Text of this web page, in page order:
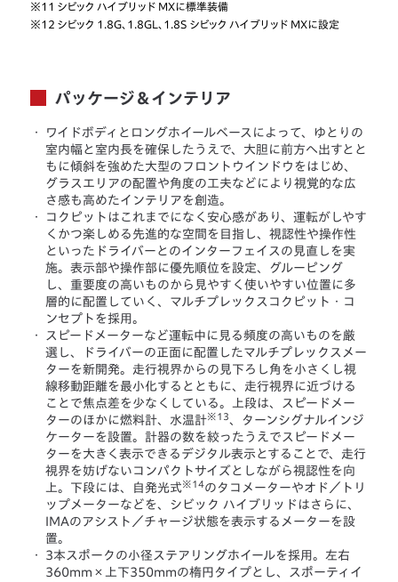
※11 シビック ハイブリッド MXに標準装備
※12 シビック 1.8G、1.8GL、1.8S シビック ハイブリッド MXに設定
パッケージ＆インテリア
・
ワイドボディとロングホイールベースによって、ゆとりの
室内幅と室内長を確保したうえで、大胆に前方へ出すとと
もに傾斜を強めた大型のフロントウインドウをはじめ、
グラスエリアの配置や角度の工夫などにより視覚的な広
さ感も高めたインテリアを創造。
・
コクピットはこれまでになく安心感があり、運転がしやす
くかつ楽しめる先進的な空間を目指し、視認性や操作性
といったドライバーとのインターフェイスの見直しを実
施。表示部や操作部に優先順位を設定、グルーピング
し、重要度の高いものから見やすく使いやすい位置に多
層的に配置していく、マルチプレックスコクピット・コ
ンセプトを採用。
・
スピードメーターなど運転中に見る頻度の高いものを厳
選し、ドライバーの正面に配置したマルチプレックスメー
ターを新開発。走行視界からの見下ろし角を小さくし視
線移動距離を最小化するとともに、走行視界に近づける
ことで焦点差を少なくしている。上段は、スピードメー
ターのほかに燃料計、水温計※13、ターンシグナルインジ
ケーターを設置。計器の数を絞ったうえでスピードメー
ターを大きく表示できるデジタル表示とすることで、走行
視界を妨げないコンパクトサイズとしながら視認性を向
上。下段には、自発光式※14のタコメーターやオド／トリ
ップメーターなどを、シビック ハイブリッドはさらに、
IMAのアシスト／チャージ状態を表示するメーターを設
置。
・
3本スポークの小径ステアリングホイールを採用。左右
360mm×上下350mmの楕円タイプとし、スポーティイ